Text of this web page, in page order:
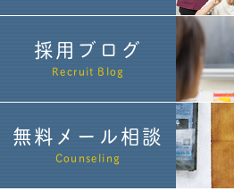
採用ブログ
Recruit Blog
無料メール相談
Counseling